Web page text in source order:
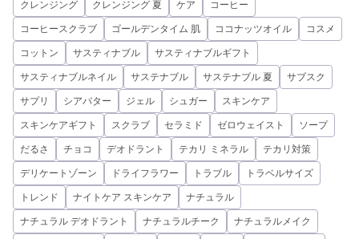
クレンジング クレンジング 夏 ケア コーヒー
コーヒースクラブ ゴールデンタイム 肌 ココナッツオイル コスメ
コットン サスティナブル サスティナブルギフト
サスティナブルネイル サステナブル サステナブル 夏 サブスク
サプリ シアバター ジェル シュガー スキンケア
スキンケアギフト スクラブ セラミド ゼロウェイスト ソープ
だるさ チョコ デオドラント テカリ ミネラル テカリ対策
デリケートゾーン ドライフラワー トラブル トラベルサイズ
トレンド ナイトケア スキンケア ナチュラル
ナチュラル デオドラント ナチュラルチーク ナチュラルメイク